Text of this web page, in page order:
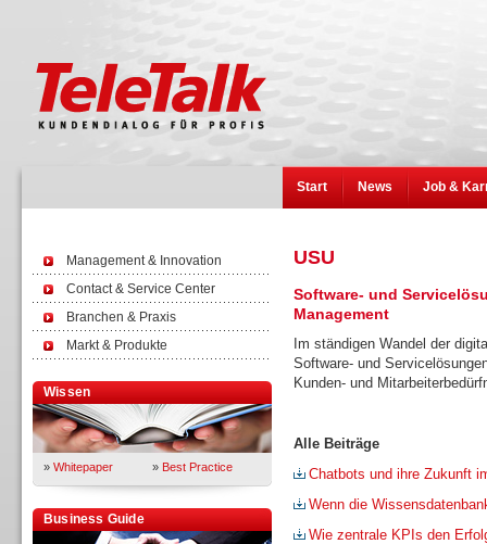
Start News Job &
Management & Innovation
Contact & Service Center
Branchen & Praxis
Markt & Produkte
Wissen
» Whitepaper » Best Practice
Business Guide
USU
Software- und
Management
Im ständigen Wandel der
Software- und
Kunden- und
Alle Beiträge
Chatbots und ihre Zukunft
Wenn die
Wie zentrale KPIs den